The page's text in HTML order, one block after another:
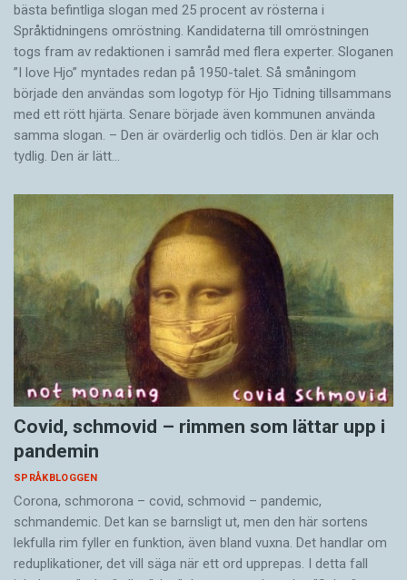
bästa befintliga slogan med 25 procent av rösterna i
Språktidningens omröstning. Kandidaterna till omröstningen
togs fram av redaktionen i samråd med flera experter. Sloganen
”I love Hjo” myntades redan på 1950-talet. Så småningom
började den användas som logotyp för Hjo Tidning tillsammans
med ett rött hjärta. Senare började även kommunen använda
samma slogan. – Den är ovärderlig och tidlös. Den är klar och
tydlig. Den är lätt…
Covid, schmovid – rimmen som lättar upp i
pandemin
SPRÅKBLOGGEN
Corona, schmorona – covid, schmovid – pandemic,
schmandemic. Det kan se barnsligt ut, men den här sortens
lekfulla rim fyller en funktion, även bland vuxna. Det handlar om
reduplikationer, det vill säga när ett ord upprepas. I detta fall